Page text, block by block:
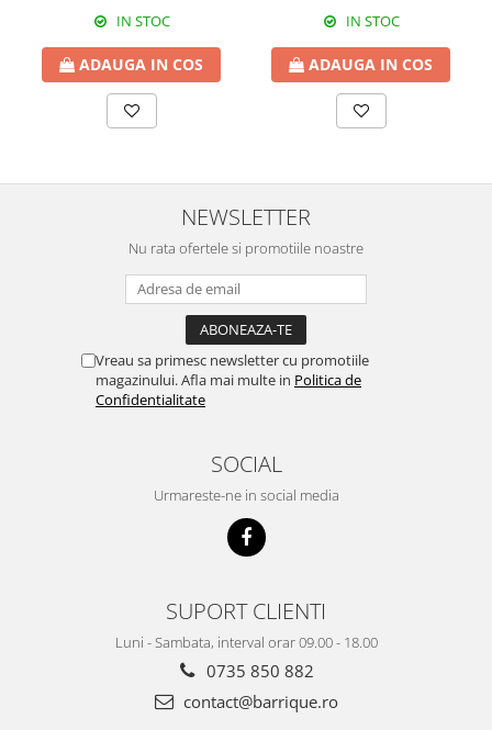
IN STOC
ADAUGA IN COS
IN STOC
ADAUGA IN COS
NEWSLETTER
Nu rata ofertele si promotiile noastre
Vreau sa primesc newsletter cu promotiile
magazinului. Afla mai multe in Politica de
Confidentialitate
SOCIAL
Urmareste-ne in social media
SUPORT CLIENTI
Luni - Sambata, interval orar 09.00 - 18.00
0735 850 882
contact@barrique.ro